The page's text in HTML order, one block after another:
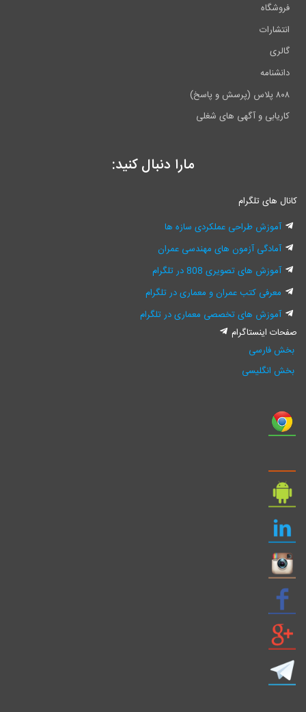
فروشگاه
انتشارات
گالری
دانشنامه
۸۰۸ پلاس (پرسش و پاسخ)
کاریابی و آگهی های شغلی
مارا دنبال کنید:
کانال های تلگرام
آموزش طراحی عملکردی سازه ها
آمادگی آزمون های مهندسی عمران
آموزش های تصویری 808 در تلگرام
معرفی کتب عمران و معماری در تلگرام
آموزش های تخصصی معماری در تلگرام
صفحات اینستاگرام
بخش فارسی
بخش انگلیسی